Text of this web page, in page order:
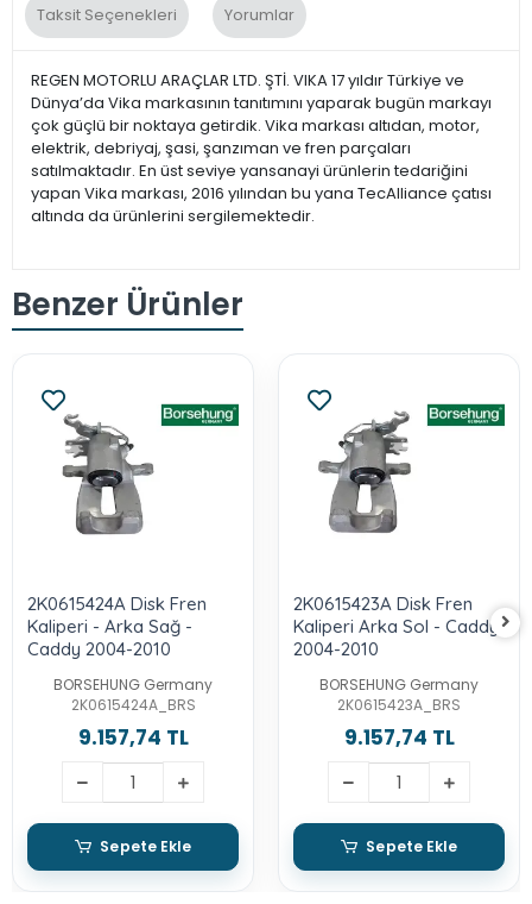
Taksit Seçenekleri Yorumlar
REGEN MOTORLU ARAÇLAR LTD. ŞTİ. VIKA 17 yıldır Türkiye ve
Dünya’da Vika markasının tanıtımını yaparak bugün markayı
çok güçlü bir noktaya getirdik. Vika markası altıdan, motor,
elektrik, debriyaj, şasi, şanzıman ve fren parçaları
satılmaktadır. En üst seviye yansanayi ürünlerin tedariğini
yapan Vika markası, 2016 yılından bu yana TecAlliance çatısı
altında da ürünlerini sergilemektedir.
Benzer Ürünler
2K0615424A Disk Fren
Kaliperi - Arka Sağ -
Caddy 2004-2010
BORSEHUNG Germany
2K0615424A_BRS
9.157,74 TL
Sepete Ekle
2K0615423A Disk Fren
Kaliperi Arka Sol - Caddy
2004-2010
BORSEHUNG Germany
2K0615423A_BRS
9.157,74 TL
Sepete Ekle